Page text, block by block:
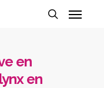
en
en